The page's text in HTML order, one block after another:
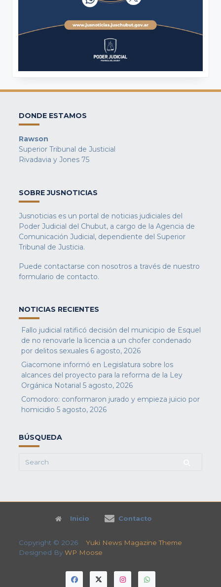
DONDE ESTAMOS
Rawson
Superior Tribunal de Justicial
Rivadavia y Jones 75
SOBRE JUSNOTICIAS
Jusnoticias es un portal de noticias judiciales del
Poder Judicial del Chubut, a cargo de la Agencia de
Comunicación Judicial, dependiente del Superior
Tribunal de Justicia.
Puede contactarse con nosotros a través de nuestro
formulario de contacto.
NOTICIAS RECIENTES
Fallo judicial ratificó decisión del municipio de Esquel
de no renovarle la licencia a un chofer condenado
por delitos sexuales 6 agosto, 2026
Giacomone informó en Legislatura sobre los
alcances del proyecto para la reforma de la Ley
Orgánica Notarial 5 agosto, 2026
Comodoro: conformaron jurado y empieza juicio por
homicidio 5 agosto, 2026
BÚSQUEDA
Search
Inicio Contacto
Copyright © 2026 Yuki News Magazine Theme
Designed By WP Moose